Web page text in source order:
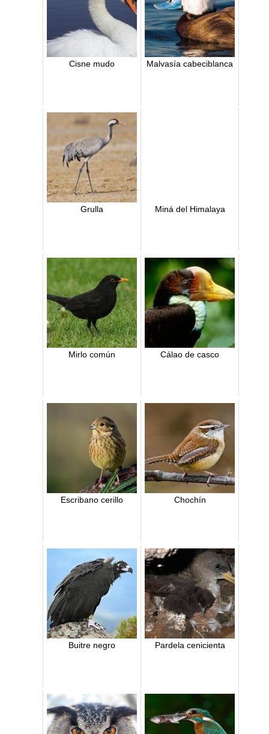
Cisne mudo Malvasía cabeciblanca
Grulla Miná del Himalaya
Mirlo común Cálao de casco
Escribano cerillo Chochín
Buitre negro Pardela cenicienta